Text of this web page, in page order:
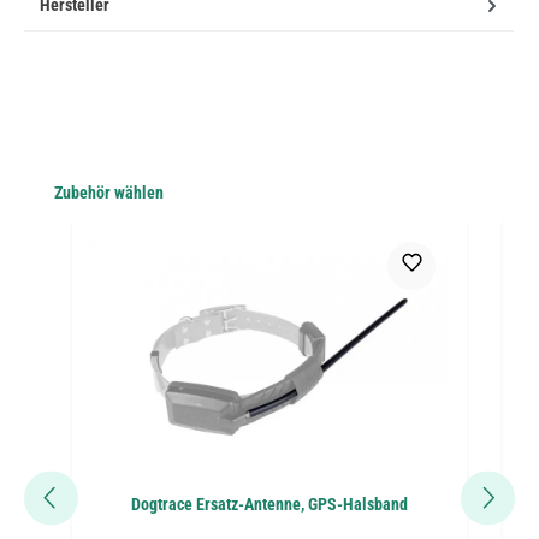
Hersteller
Produktgalerie überspringen
Zubehör wählen
Dogtrace Ersatz-Antenne, GPS-Halsband